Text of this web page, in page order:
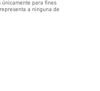
únicamente para fines
a ninguna de